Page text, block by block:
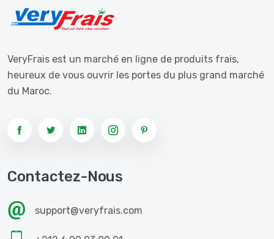
Énergie Et Concentration
Os Et Articulations
Renforcer La Santé
Fruits Secs
Huile D'olive
VeryFrais est un marché en ligne de produits frais,
heureux de vous ouvrir les portes du plus grand marché
du Maroc.
Contactez-Nous
support@veryfrais.com